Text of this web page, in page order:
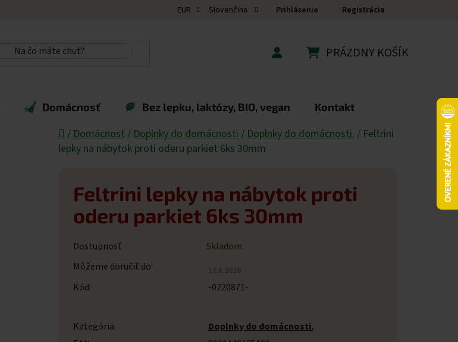
EUR Slovenčina Prihlásenie Registrácia
PRÁZDNY KOŠÍK
Domácnosť Bez lepku, laktózy, BIO, vegan Kontakt
Domov
/ Domácnosť / Doplnky do domácnosti / Doplnky do domácnosti. / Feltrini
lepky na nábytok proti oderu parkiet 6ks 30mm
Feltrini lepky na nábytok proti
oderu parkiet 6ks 30mm
Dostupnosť
Skladom.
Môžeme doručiť do:
17.8.2026
Kód: -0220871-
Kategória
Doplnky do domácnosti.